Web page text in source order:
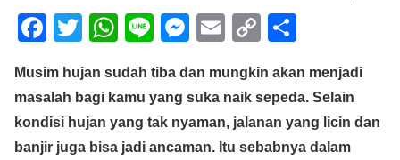
F
c
e
b
T
tt
er
W
at
s
A
Li
e
M
ss
e
n
E
ail
C
p
y
Li
ar
e
Musim hujan sudah tiba dan mungkin akan menjadi
masalah bagi kamu yang suka naik sepeda. Selain
kondisi hujan yang tak nyaman, jalanan yang licin dan
banjir juga bisa jadi ancaman. Itu sebabnya dalam